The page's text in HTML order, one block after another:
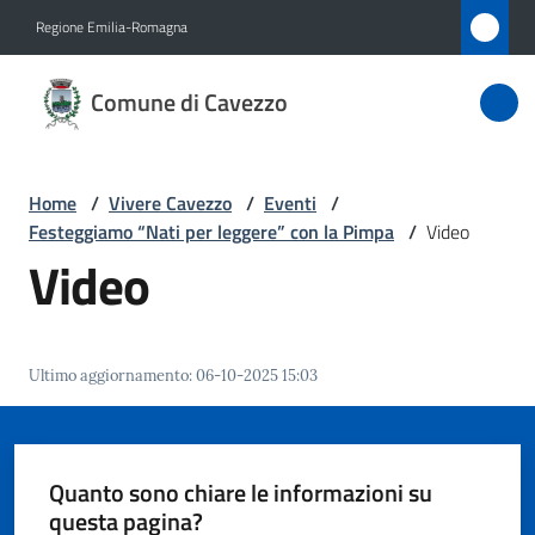
Regione Emilia-Romagna
Comune di Cavezzo
di
Servizi
Vivere
Cavezzo
Menu selezionato
Home / Vivere Cavezzo / Eventi /
Festeggiamo “Nati per leggere” con la Pimpa / Video
Video
Ultimo aggiornamento:06-10-2025 15:03
Quanto sono chiare le informazioni su
questa pagina?